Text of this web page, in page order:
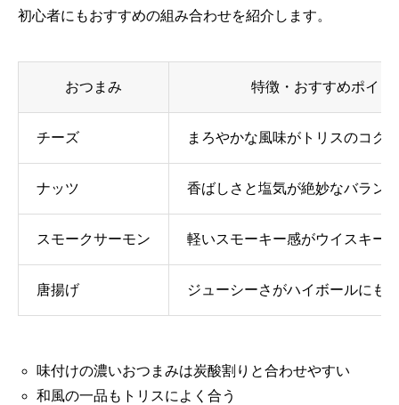
初心者にもおすすめの組み合わせを紹介します。
おつまみ 特徴・おすすめポイン
チーズ まろやかな風味がトリスのコク
ナッツ 香ばしさと塩気が絶妙なバラン
スモークサーモン 軽いスモーキー感がウイスキー
唐揚げ ジューシーさがハイボールにも
味付けの濃いおつまみは炭酸割りと合わせやすい
和風の一品もトリスによく合う